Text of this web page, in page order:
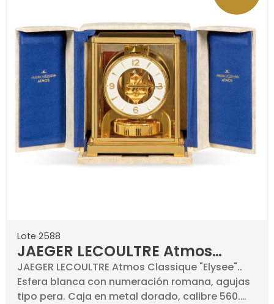
Lote 2588
JAEGER LECOULTRE Atmos
Classique "Elysee". Con caja
original.
JAEGER LECOULTRE Atmos Classique "Elysee"..
Esfera blanca con numeración romana, agujas
tipo pera. Caja en metal dorado, calibre 560.